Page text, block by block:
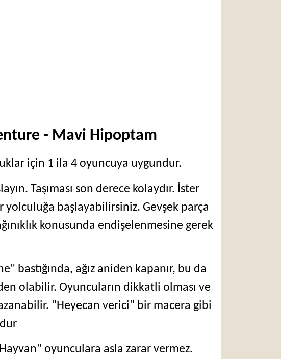
- Mavi Hipoptam
için 1 ila 4 oyuncuya uygundur.
Taşıması son derece kolaydır. İster
başlayabilirsiniz. Gevşek parça
konusunda endişelenmesine gerek
bastığında, ağız aniden kapanır, bu da
olabilir. Oyuncuların dikkatli olması ve
"Heyecan verici" bir macera gibi
oyunculara asla zarar vermez.